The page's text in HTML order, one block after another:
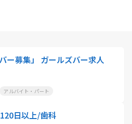
ー募集」 ガールズバー求人
アルバイト・パート
日以上/歯科